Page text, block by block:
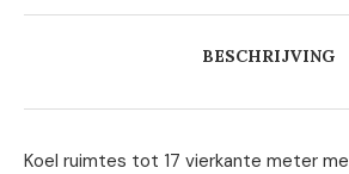
BESCHRIJVING
Koel ruimtes tot 17 vierkante meter